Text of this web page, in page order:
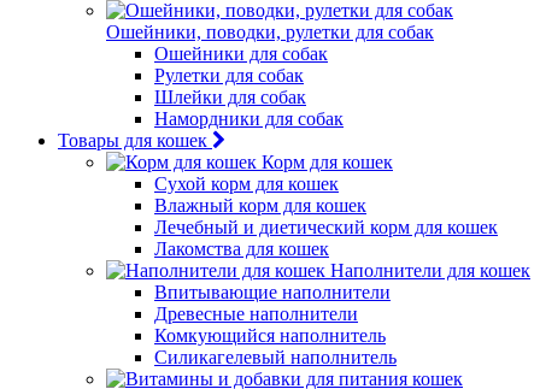
Ошейники, поводки, рулетки для собак
Ошейники для собак
Рулетки для собак
Шлейки для собак
Намордники для собак
Товары для кошек
Корм для кошек
Сухой корм для кошек
Влажный корм для кошек
Лечебный и диетический корм для кошек
Лакомства для кошек
Наполнители для кошек
Впитывающие наполнители
Древесные наполнители
Комкующийся наполнитель
Силикагелевый наполнитель